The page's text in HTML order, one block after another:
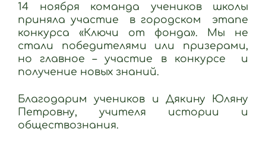
14 ноября команда учеников школы
приняла участие в городском этапе
конкурса «Ключи от фонда». Мы не
стали победителями или призерами,
но главное – участие в конкурсе и
получение новых знаний.
Благодарим учеников и Дякину Юляну
Петровну, учителя истории и
обществознания.